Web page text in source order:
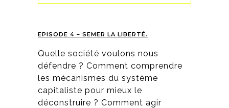
EPISODE 4 – SEMER LA LIBERTÉ.
Quelle société voulons nous
défendre ? Comment comprendre
les mécanismes du système
capitaliste pour mieux le
déconstruire ? Comment agir